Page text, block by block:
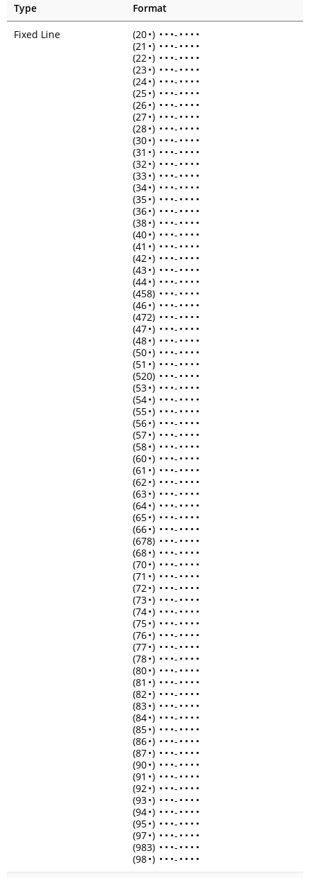
Type
Format
Fixed Line
(20•) • • •- • • • •
(21 •) • • •- • • • •
(22•) • • •- • • • •
(23•) • • •- • • • •
(24•) • • •- • • • •
(25•) • • •- • • • •
(26•) • • •- • • • •
(27•) • • •- • • • •
(28•) • • •- • • • •
(30•) • • •- • • • •
(31 •) • • •- • • • •
(32•) • • •- • • • •
(33•) • • •- • • • •
(34•) • • •- • • • •
(35•) • • •- • • • •
(36•) • • •- • • • •
(38•) • • •- • • • •
(40•) • • •- • • • •
(41 •) • • •- • • • •
(42•) • • •- • • • •
(43•) • • •- • • • •
(44•) • • •- • • • •
(458) • • •- • • • •
(46•) • • •- • • • •
(472) • • •- • • • •
(47•) • • •- • • • •
(48•) • • •- • • • •
(50•) • • •- • • • •
(51 •) • • •- • • • •
(520) • • •- • • • •
(53•) • • •- • • • •
(54•) • • •- • • • •
(55•) • • •- • • • •
(56•) • • •- • • • •
(57•) • • •- • • • •
(58•) • • •- • • • •
(60•) • • •- • • • •
(61 •) • • •- • • • •
(62•) • • •- • • • •
(63•) • • •- • • • •
(64•) • • •- • • • •
(65•) • • •- • • • •
(66•) • • •- • • • •
(678) • • •- • • • •
(68•) • • •- • • • •
(70•) • • •- • • • •
(71 •) • • •- • • • •
(72•) • • •- • • • •
(73•) • • •- • • • •
(74•) • • •- • • • •
(75•) • • •- • • • •
(76•) • • •- • • • •
(77•) • • •- • • • •
(78•) • • •- • • • •
(80•) • • •- • • • •
(81 •) • • •- • • • •
(82•) • • •- • • • •
(83•) • • •- • • • •
(84•) • • •- • • • •
(85•) • • •- • • • •
(86•) • • •- • • • •
(87•) • • •- • • • •
(90•) • • •- • • • •
(91 •) • • •- • • • •
(92•) • • •- • • • •
(93•) • • •- • • • •
(94•) • • •- • • • •
(95•) • • •- • • • •
(97•) • • •- • • • •
(983) • • •- • • • •
(98•) • • •- • • • •